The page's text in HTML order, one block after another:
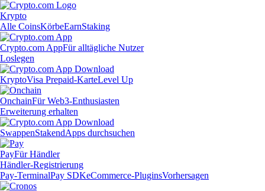
Krypto
Alle CoinsKörbeEarnStaking
Crypto.com AppFür alltägliche Nutzer
Loslegen
KryptoVisa Prepaid-KarteLevel Up
OnchainFür Web3-Enthusiasten
Erweiterung erhalten
SwappenStakendApps durchsuchen
PayFür Händler
Händler-Registrierung
Pay-TerminalPay SDKeCommerce-PluginsVorhersagen